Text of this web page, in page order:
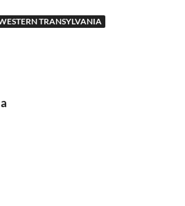
TRANSYLVANIA